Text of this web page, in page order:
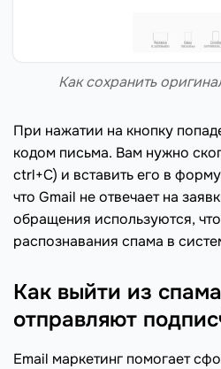
Как сохранить
При нажатии на кнопку
кодом письма. Вам нужно
ctrl+C) и вставить его в
что Gmail не отвечает на
обращения используются,
распознавания спама в
Как выйти из
отправляют
Email маркетинг помогает